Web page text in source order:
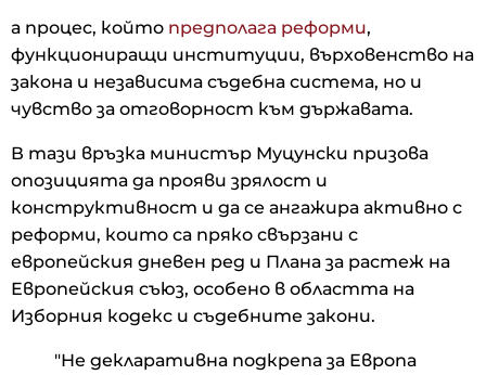
а процес, който предполага реформи,
функциониращи институции, върховенство на
закона и независима съдебна система, но и
чувство за отговорност към държавата.
В тази връзка министър Муцунски призова
опозицията да прояви зрялост и
конструктивност и да се ангажира активно с
реформи, които са пряко свързани с
европейския дневен ред и Плана за растеж на
Европейския съюз, особено в областта на
Изборния кодекс и съдебните закони.
"Не декларативна подкрепа за Европа